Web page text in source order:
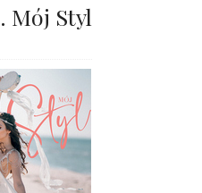
Mój Styl